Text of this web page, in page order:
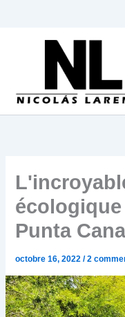
Punta
octobre 16, 2022/2